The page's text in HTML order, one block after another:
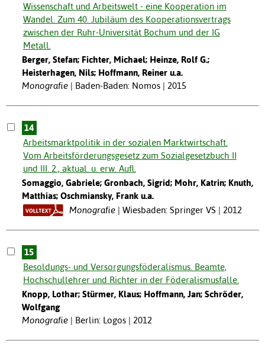
Wissenschaft und Arbeitswelt - eine Kooperation im
Wandel. Zum 40. Jubiläum des Kooperationsvertrags
zwischen der Ruhr-Universität Bochum und der IG
Metall.
Berger, Stefan; Fichter, Michael; Heinze, Rolf G.;
Heisterhagen, Nils; Hoffmann, Reiner u.a.
Monografie
Baden-Baden: Nomos | 2015
14
Arbeitsmarktpolitik in der sozialen Marktwirtschaft.
Vom Arbeitsförderungsgesetz zum Sozialgesetzbuch II
und III. 2., aktual. u. erw. Aufl.
Somaggio, Gabriele; Gronbach, Sigrid; Mohr, Katrin; Knuth,
Matthias; Oschmiansky, Frank u.a.
Monografie
Wiesbaden: Springer VS | 2012
15
Besoldungs- und Versorgungsföderalismus. Beamte,
Hochschullehrer und Richter in der Föderalismusfalle.
Knopp, Lothar; Stürmer, Klaus; Hoffmann, Jan; Schröder,
Wolfgang
Monografie
Berlin: Logos | 2012